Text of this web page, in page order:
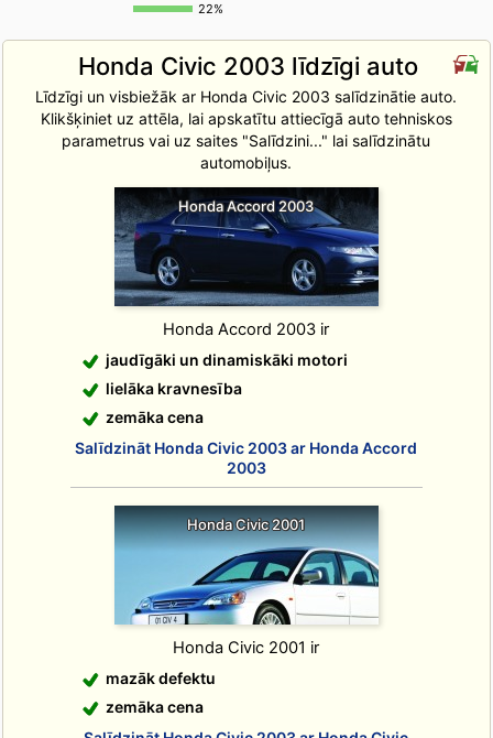
22%
Honda Civic 2003 līdzīgi auto
Līdzīgi un visbiežāk ar Honda Civic 2003 salīdzinātie auto.
Klikšķiniet uz attēla, lai apskatītu attiecīgā auto tehniskos
parametrus vai uz saites "Salīdzini..." lai salīdzinātu
automobiļus.
Honda Accord 2003
Honda Accord 2003 ir
jaudīgāki un dinamiskāki motori
lielāka kravnesība
zemāka cena
Salīdzināt Honda Civic 2003 ar Honda Accord
2003
Honda Civic 2001
Honda Civic 2001 ir
mazāk defektu
zemāka cena